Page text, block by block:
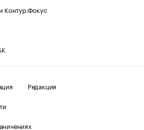
Контур.Фокус
Редакция